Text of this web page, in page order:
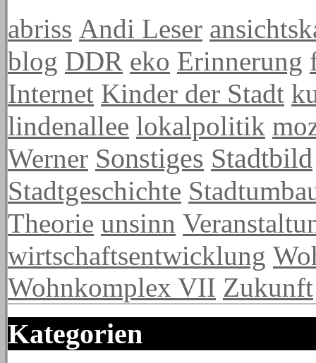
abriss Andi Leser
blog DDR eko Erinnerung
Internet Kinder der Stadt
lindenallee lokalpolitik
Werner Sonstiges Stadtbild
Stadtgeschichte
Theorie unsinn
wirtschaftsentwicklung
Wohnkomplex VII Zukunft
Kategorien